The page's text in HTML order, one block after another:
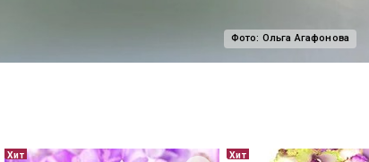
Фото: Ольга Агафонова
Хит Хит